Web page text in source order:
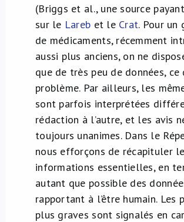
(Briggs et al., une source
sur le Lareb et le Crat. Pour un
de médicaments, récemment
aussi plus anciens, on ne
que de très peu de données, ce
problème. Par ailleurs, les
sont parfois interprétées
rédaction à l’autre, et les avis
toujours unanimes. Dans le
nous efforçons de récapituler
informations essentielles, en
autant que possible des
rapportant à l’être humain. Les
plus graves sont signalés en